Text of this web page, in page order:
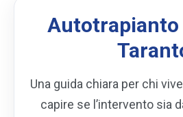
Autotrapianto
Una guida chiara per chi
capire se l’intervento sia